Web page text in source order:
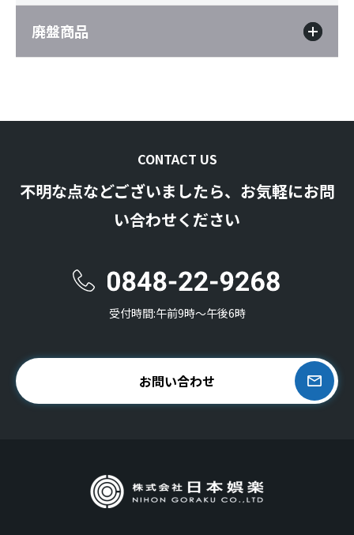
廃盤商品
CONTACT US
不明な点などございましたら、お気軽にお問
い合わせください
受付時間:午前9時〜午後6時
お問い合わせ